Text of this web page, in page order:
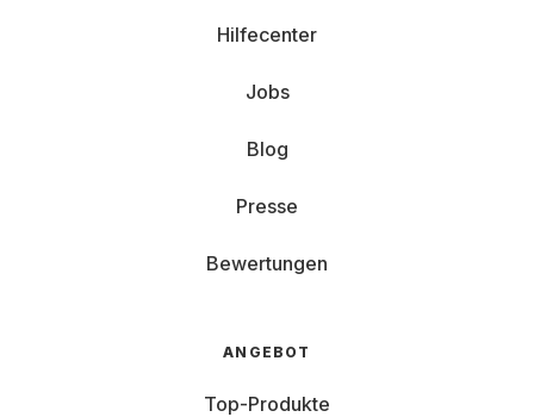
Hilfecenter
Jobs
Blog
Presse
Bewertungen
ANGEBOT
Top-Produkte